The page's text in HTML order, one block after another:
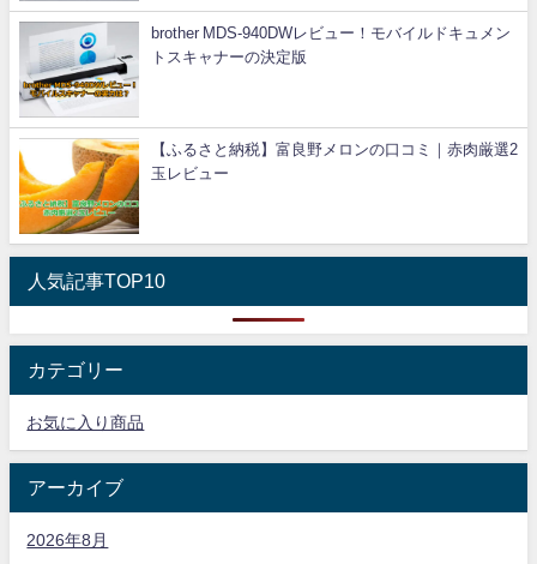
brother MDS-940DWレビュー！モバイルドキュメン
トスキャナーの決定版
【ふるさと納税】富良野メロンの口コミ｜赤肉厳選2
玉レビュー
人気記事TOP10
カテゴリー
お気に入り商品
アーカイブ
2026年8月